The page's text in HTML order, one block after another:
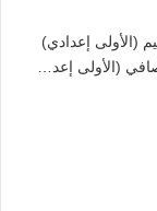
(الأولى إعدادي)
المورد الجديد